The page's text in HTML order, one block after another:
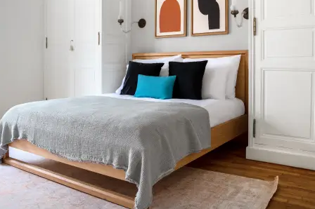
Améliorez votre séjour
professionnel.